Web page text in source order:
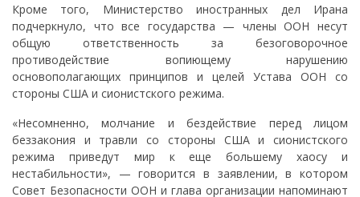
Кроме того, Министерство иностранных дел Ирана
подчеркнуло, что все государства — члены ООН несут
общую ответственность за безоговорочное
противодействие вопиющему нарушению
основополагающих принципов и целей Устава ООН со
стороны США и сионистского режима.
«Несомненно, молчание и бездействие перед лицом
беззакония и травли со стороны США и сионистского
режима приведут мир к еще большему хаосу и
нестабильности», — говорится в заявлении, в котором
Совет Безопасности ООН и глава организации напоминают